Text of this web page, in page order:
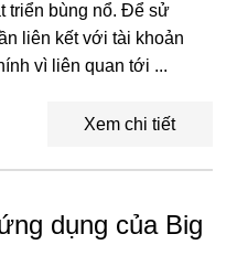
triển bùng nổ. Để sử
liên kết với tài khoản
vì liên quan tới ...
Xem chi tiết
dụng của Big